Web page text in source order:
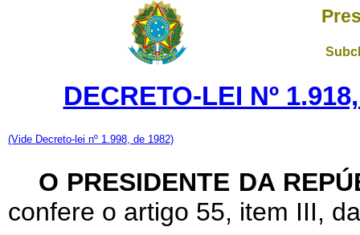
DECRETO-LEI Nº
(Vide Decreto-lei nº 1.998, de 1982)
O PRESIDENTE DA
confere o artigo 55, item III,